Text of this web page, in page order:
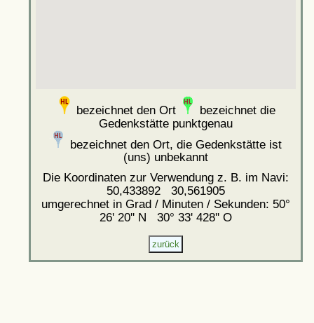
bezeichnet den Ort
bezeichnet die
Gedenkstätte punktgenau
bezeichnet den Ort, die Gedenkstätte ist
(uns) unbekannt
Die Koordinaten zur Verwendung z. B. im Navi:
50,433892 30,561905
umgerechnet in Grad / Minuten / Sekunden: 50°
26' 20'' N 30° 33' 428'' O